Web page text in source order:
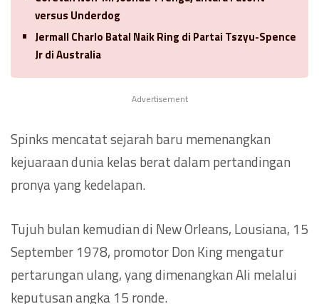
versus Underdog
Jermall Charlo Batal Naik Ring di Partai Tszyu-Spence
Jr di Australia
Advertisement
Spinks mencatat sejarah baru memenangkan
kejuaraan dunia kelas berat dalam pertandingan
pronya yang kedelapan.
Tujuh bulan kemudian di New Orleans, Lousiana, 15
September 1978, promotor Don King mengatur
pertarungan ulang, yang dimenangkan Ali melalui
keputusan angka 15 ronde.